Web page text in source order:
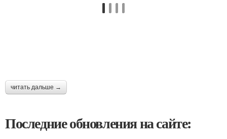
читать дальше →
Последние обновления на сайте: